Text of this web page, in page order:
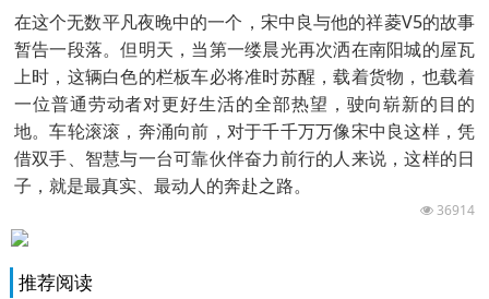
在这个无数平凡夜晚中的一个，宋中良与他的祥菱V5的故事
暂告一段落。但明天，当第一缕晨光再次洒在南阳城的屋瓦
上时，这辆白色的栏板车必将准时苏醒，载着货物，也载着
一位普通劳动者对更好生活的全部热望，驶向崭新的目的
地。车轮滚滚，奔涌向前，对于千千万万像宋中良这样，凭
借双手、智慧与一台可靠伙伴奋力前行的人来说，这样的日
子，就是最真实、最动人的奔赴之路。
36914
推荐阅读